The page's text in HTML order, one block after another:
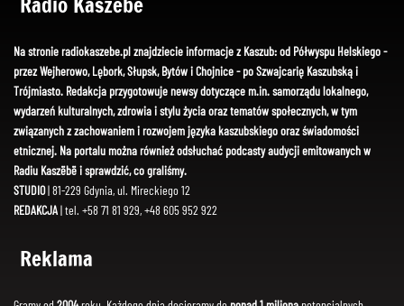
Na stronie radiokaszebe.pl znajdziecie informacje z Kaszub: od Półwyspu Helskiego -
przez Wejherowo, Lębork, Słupsk, Bytów i Chojnice - po Szwajcarię Kaszubską i
Trójmiasto. Redakcja przygotowuje newsy dotyczące m.in. samorządu lokalnego,
wydarzeń kulturalnych, zdrowia i stylu życia oraz tematów społecznych, w tym
związanych z zachowaniem i rozwojem języka kaszubskiego oraz świadomości
etnicznej. Na portalu można również odsłuchać podcasty audycji emitowanych w
Radiu Kaszëbë i sprawdzić, co graliśmy.
STUDIO| 81-229 Gdynia, ul. Mireckiego 12
REDAKCJA| tel. +58 71 81 929, +48 605 952 922
Reklama